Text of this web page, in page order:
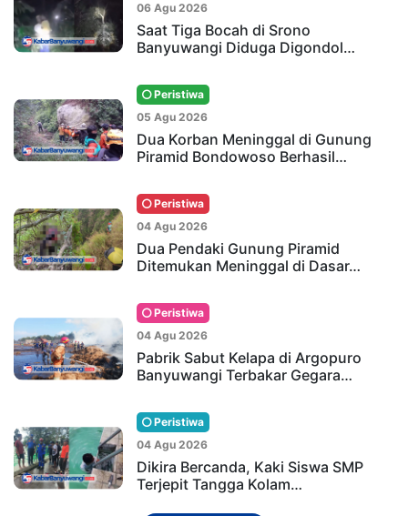
06 Agu 2026
Saat Tiga Bocah di Srono
Banyuwangi Diduga Digondol…
Peristiwa
05 Agu 2026
Dua Korban Meninggal di Gunung
Piramid Bondowoso Berhasil…
Peristiwa
04 Agu 2026
Dua Pendaki Gunung Piramid
Ditemukan Meninggal di Dasar…
Peristiwa
04 Agu 2026
Pabrik Sabut Kelapa di Argopuro
Banyuwangi Terbakar Gegara…
Peristiwa
04 Agu 2026
Dikira Bercanda, Kaki Siswa SMP
Terjepit Tangga Kolam…